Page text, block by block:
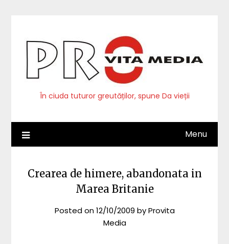
În ciuda tuturor greutăților, spune Da vieții
Menu
Crearea de himere, abandonata in
Marea Britanie
Posted on12/10/2009 byProvita
Media